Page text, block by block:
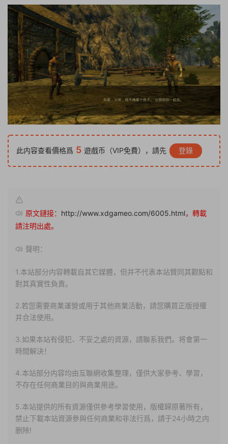
此内容查看價格爲 5 遊戲币（VIP免費），請先 登錄
原文鏈接： http://www.xdgameo.com/6005.html，轉載
請注明出處。
聲明：
1.本站部分内容轉載自其它媒體，但并不代表本站贊同其觀點和
對其真實性負責。
2.若您需要商業運營或用于其他商業活動，請您購買正版授權
并合法使用。
3.如果本站有侵犯、不妥之處的資源，請聯系我們。将會第一
時間解決！
4.本站部分内容均由互聯網收集整理，僅供大家參考、學習，
不存在任何商業目的與商業用途。
5.本站提供的所有資源僅供參考學習使用，版權歸原著所有，
禁止下載本站資源參與任何商業和非法行爲，請于24小時之内
删除!